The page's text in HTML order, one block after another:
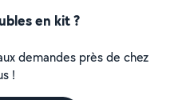
en kit ?
demandes près de chez
!